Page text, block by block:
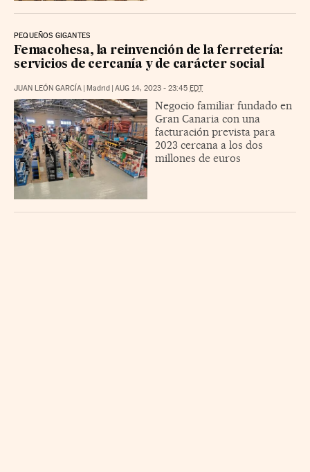
PEQUEÑOS GIGANTES
Femacohesa, la reinvención de la ferretería:
servicios de cercanía y de carácter social
JUAN LEÓN GARCÍA Madrid AUG 14, 2023 - 23:45 EDT
Negocio familiar fundado en
Gran Canaria con una
facturación prevista para
2023 cercana a los dos
millones de euros